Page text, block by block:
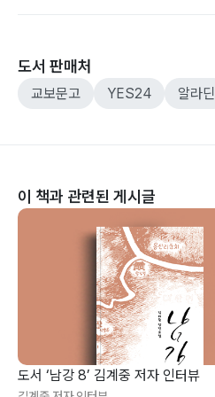
도서 판매처
교보문고 YES24 알라딘
이 책과 관련된 게시글
도서 ‘남강 8’ 김계중 저자 인터뷰